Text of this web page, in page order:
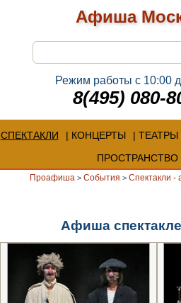
Афиша
Режим работы с 10:00
8(495) 080-
СПЕКТАКЛИ КОНЦЕРТЫ ТЕАТРЫ
ПРОСТРАНСТВО
Проафиша > События > Cпектакли
Афиша